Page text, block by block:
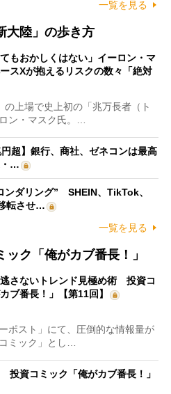
一覧を見る
大陸」の歩き方
てもおかしくはない」イーロン・マ
スXが抱えるリスクの数々「絶対
上場で史上初の「兆万長者（ト
ン・マスク氏。…
超】銀行、商社、ゼネコンは最高
・…
ンダリング” SHEIN、TikTok、
転させ…
一覧を見る
ク「俺がカブ番長！」
逃さないトレンド見極め術 投資コ
ブ番長！」【第11回】
ポスト」にて、圧倒的な情報量が
ミック」とし…
資コミック「俺がカブ番長！」